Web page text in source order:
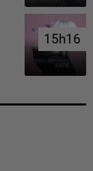
15h16
15h16